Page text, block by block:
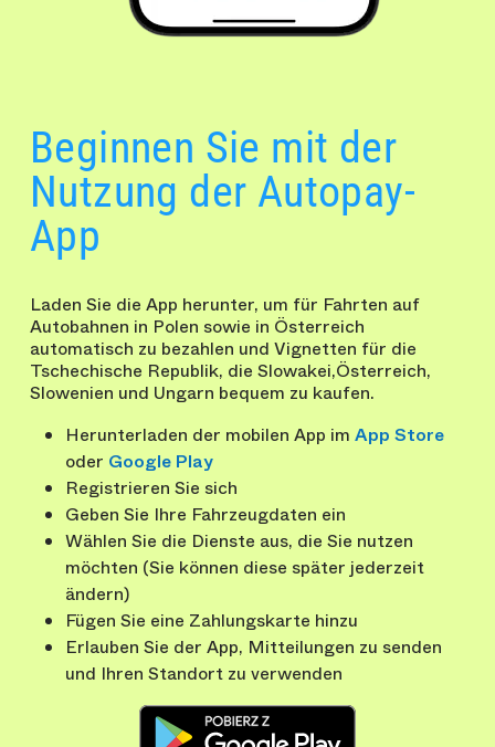
Beginnen Sie mit der
Nutzung der Autopay-
App
Laden Sie die App herunter, um für Fahrten auf
Autobahnen in Polen sowie in Österreich
automatisch zu bezahlen und Vignetten für die
Tschechische Republik, die Slowakei,Österreich,
Slowenien und Ungarn bequem zu kaufen.
Herunterladen der mobilen App im App Store
oder Google Play
Registrieren Sie sich
Geben Sie Ihre Fahrzeugdaten ein
Wählen Sie die Dienste aus, die Sie nutzen
möchten (Sie können diese später jederzeit
ändern)
Fügen Sie eine Zahlungskarte hinzu
Erlauben Sie der App, Mitteilungen zu senden
und Ihren Standort zu verwenden